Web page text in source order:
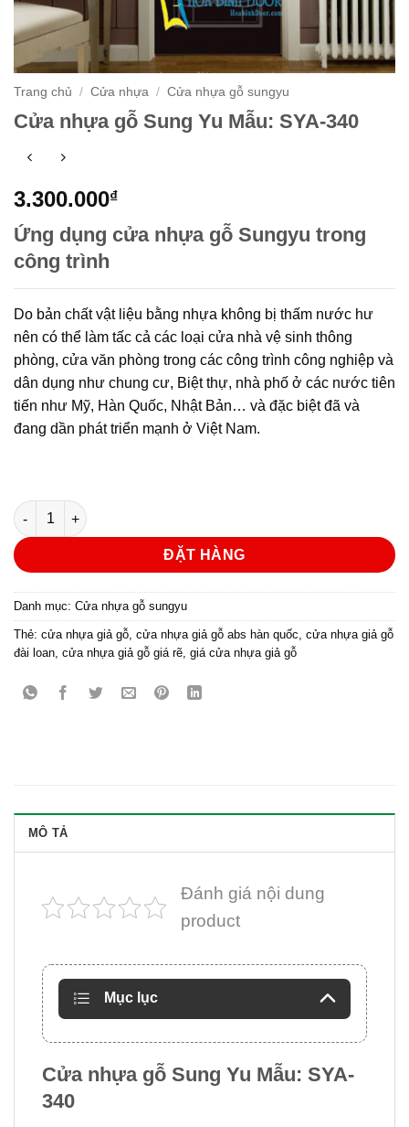
Trang chủ / Cửa nhựa / Cửa nhựa gỗ sungyu
Cửa nhựa gỗ Sung Yu Mẫu: SYA-340
3.300.000₫
Ứng dụng cửa nhựa gỗ Sungyu trong
công trình
Do bản chất vật liệu bằng nhựa không bị thấm nước hư
nên có thể làm tấc cả các loại cửa nhà vệ sinh thông
phòng, cửa văn phòng trong các công trình công nghiệp và
dân dụng như chung cư, Biệt thự, nhà phố ở các nước tiên
tiến như Mỹ, Hàn Quốc, Nhật Bản… và đặc biệt đã và
đang dần phát triển mạnh ở Việt Nam.
Cửa nhựa gỗ Sung Yu Mẫu: SYA-340 số lượng
ĐẶT HÀNG
Danh mục: Cửa nhựa gỗ sungyu
Thẻ: cửa nhựa giả gỗ, cửa nhựa giả gỗ abs hàn quốc, cửa nhựa giả gỗ
đài loan, cửa nhựa giả gỗ giá rẽ, giá cửa nhựa giả gỗ
MÔ TẢ
Đánh giá nội dung
product
Mục lục
Cửa nhựa gỗ Sung Yu Mẫu: SYA-
340